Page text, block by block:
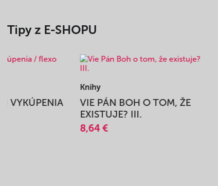
Tipy z E-SHOPU
VYKÚPENIA
Knihy
VIE PÁN BOH O TOM, ŽE
EXISTUJE? III.
8,64 €